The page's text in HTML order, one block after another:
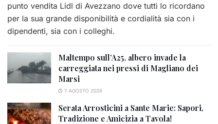
punto vendita Lidl di Avezzano dove tutti lo ricordano
per la sua grande disponibilità e cordialità sia con i
dipendenti, sia con i colleghi.
Maltempo sull’A25, albero invade la
carreggiata nei pressi di Magliano dei
Marsi
7 AGOSTO 2026
Serata Arrosticini a Sante Marie: Sapori,
Tradizione e Amicizia a Tavola!